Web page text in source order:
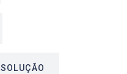
SOLUÇÃO